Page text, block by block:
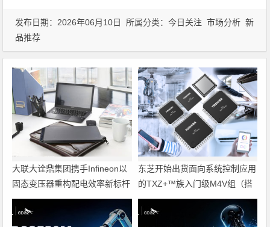
发布日期：2026年06月10日 所属分类：今日关注 市场分析 新
品推荐
大联大诠鼎集团携手Infineon以
固态变压器重构配电效率新标杆
东芝开始出货面向系统控制应用
的TXZ+™族入门级M4V组（搭
载Arm Cortex‑M4内核的标准微
控制器）工程样品